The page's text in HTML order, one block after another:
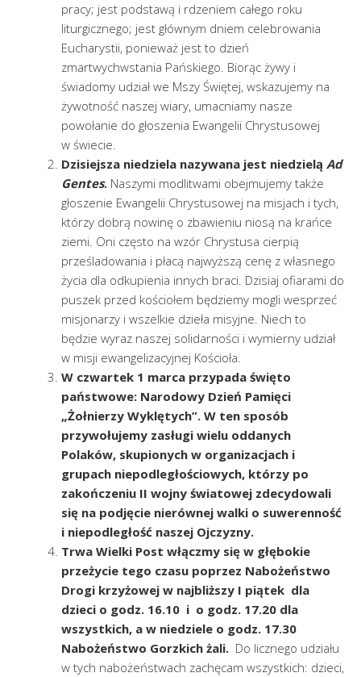
pracy; jest podstawą i rdzeniem całego roku
liturgicznego; jest głównym dniem celebrowania
Eucharystii, ponieważ jest to dzień
zmartwychwstania Pańskiego. Biorąc żywy i
świadomy udział we Mszy Świętej, wskazujemy na
żywotność naszej wiary, umacniamy nasze
powołanie do głoszenia Ewangelii Chrystusowej
w świecie.
Dzisiejsza niedziela nazywana jest niedzielą Ad
Gentes. Naszymi modlitwami obejmujemy także
głoszenie Ewangelii Chrystusowej na misjach i tych,
którzy dobrą nowinę o zbawieniu niosą na krańce
ziemi. Oni często na wzór Chrystusa cierpią
prześladowania i płacą najwyższą cenę z własnego
życia dla odkupienia innych braci. Dzisiaj ofiarami do
puszek przed kościołem będziemy mogli wesprzeć
misjonarzy i wszelkie dzieła misyjne. Niech to
będzie wyraz naszej solidarności i wymierny udział
w misji ewangelizacyjnej Kościoła.
W czwartek 1 marca przypada święto
państwowe: Narodowy Dzień Pamięci
„Żołnierzy Wyklętych”. W ten sposób
przywołujemy zasługi wielu oddanych
Polaków, skupionych w organizacjach i
grupach niepodległościowych, którzy po
zakończeniu II wojny światowej zdecydowali
się na podjęcie nierównej walki o suwerenność
i niepodległość naszej Ojczyzny.
Trwa Wielki Post włączmy się w głębokie
przeżycie tego czasu poprzez Nabożeństwo
Drogi krzyżowej w najbliższy I piątek dla
dzieci o godz. 16.10 i o godz. 17.20 dla
wszystkich, a w niedziele o godz. 17.30
Nabożeństwo Gorzkich żali. Do licznego udziału
w tych nabożeństwach zachęcam wszystkich: dzieci,